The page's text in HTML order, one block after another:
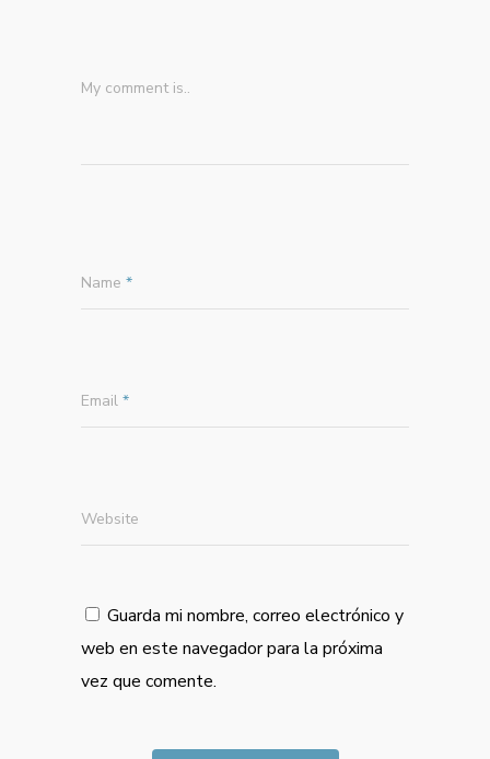
My comment is..
Name *
Email *
Website
Guarda mi nombre, correo electrónico y
web en este navegador para la próxima
vez que comente.